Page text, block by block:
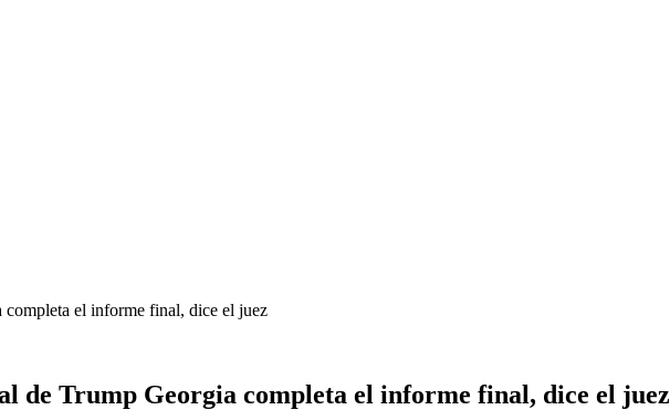
el informe final, dice el juez
de Trump Georgia completa el informe final, dice el juez